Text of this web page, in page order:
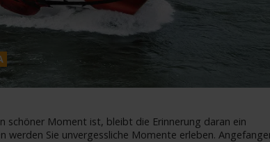
schöner Moment ist, bleibt die Erinnerung daran ein
werden Sie unvergessliche Momente erleben.